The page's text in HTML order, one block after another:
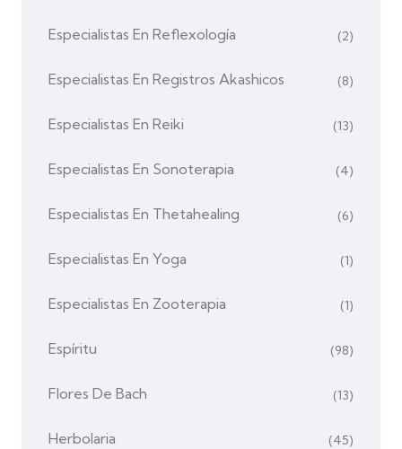
Especialistas En Reflexología (2)
Especialistas En Registros Akashicos (8)
Especialistas En Reiki (13)
Especialistas En Sonoterapia (4)
Especialistas En Thetahealing (6)
Especialistas En Yoga (1)
Especialistas En Zooterapia (1)
Espíritu (98)
Flores De Bach (13)
Herbolaria (45)